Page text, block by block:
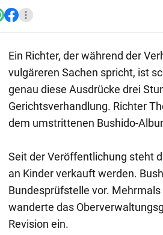
Ein Richter, der während der
vulgäreren Sachen spricht, ist
genau diese Ausdrücke drei
Gerichtsverhandlung. Richter
dem umstrittenen Bushido-
Seit der Veröffentlichung steht
an Kinder verkauft werden.
Bundesprüfstelle vor.
wanderte das
Revision ein.